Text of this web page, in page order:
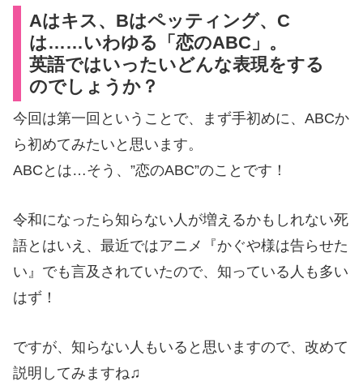
Aはキス、Bはペッティング、C
は……いわゆる「恋のABC」。
英語ではいったいどんな表現をする
のでしょうか？
今回は第一回ということで、まず手初めに、 ABCか
ら初めてみたいと思います。
ABCとは…そう、 ”恋のABC”のことです！
令和になったら知らない人が増えるかもしれない死
語とはいえ、最近ではアニメ『かぐや様は告らせた
い』でも言及されていたので、知っている人も多い
はず！
ですが、知らない人もいると思いますので、改めて
説明してみますね♫